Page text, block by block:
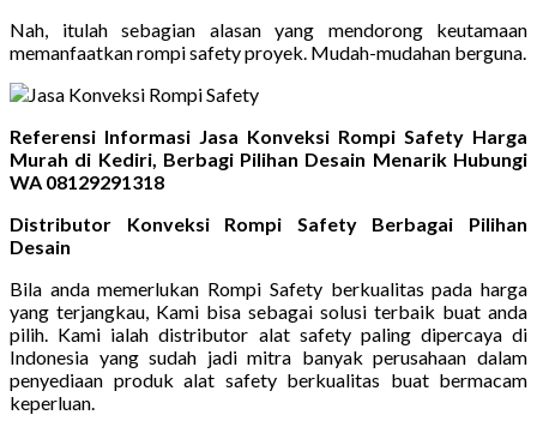
Nah, itulah sebagian alasan yang mendorong keutamaan
memanfaatkan rompi safety proyek. Mudah-mudahan berguna.
Referensi Informasi Jasa Konveksi Rompi Safety Harga
Murah di Kediri, Berbagi Pilihan Desain Menarik Hubungi
WA 08129291318
Distributor Konveksi Rompi Safety Berbagai Pilihan
Desain
Bila anda memerlukan Rompi Safety berkualitas pada harga
yang terjangkau, Kami bisa sebagai solusi terbaik buat anda
pilih. Kami ialah distributor alat safety paling dipercaya di
Indonesia yang sudah jadi mitra banyak perusahaan dalam
penyediaan produk alat safety berkualitas buat bermacam
keperluan.